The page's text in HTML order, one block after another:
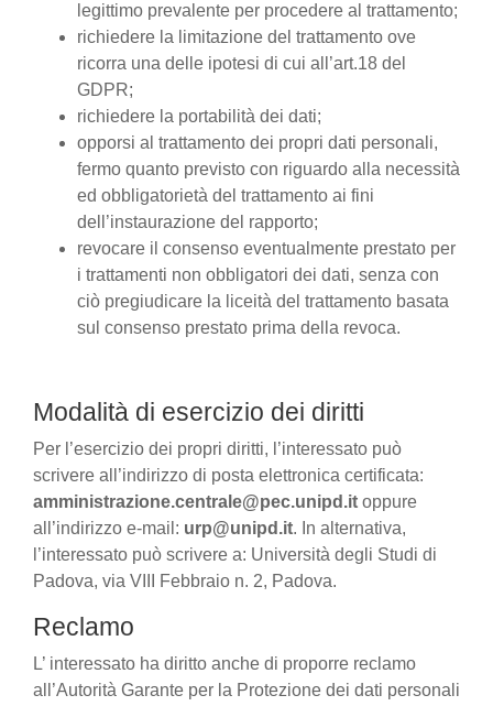
legittimo prevalente per procedere al trattamento;
richiedere la limitazione del trattamento ove
ricorra una delle ipotesi di cui all’art.18 del
GDPR;
richiedere la portabilità dei dati;
opporsi al trattamento dei propri dati personali,
fermo quanto previsto con riguardo alla necessità
ed obbligatorietà del trattamento ai fini
dell’instaurazione del rapporto;
revocare il consenso eventualmente prestato per
i trattamenti non obbligatori dei dati, senza con
ciò pregiudicare la liceità del trattamento basata
sul consenso prestato prima della revoca.
Modalità di esercizio dei diritti
Per l’esercizio dei propri diritti, l’interessato può
scrivere all’indirizzo di posta elettronica certificata:
amministrazione.centrale@pec.unipd.it oppure
all’indirizzo e-mail: urp@unipd.it. In alternativa,
l’interessato può scrivere a: Università degli Studi di
Padova, via VIII Febbraio n. 2, Padova.
Reclamo
L’ interessato ha diritto anche di proporre reclamo
all’Autorità Garante per la Protezione dei dati personali